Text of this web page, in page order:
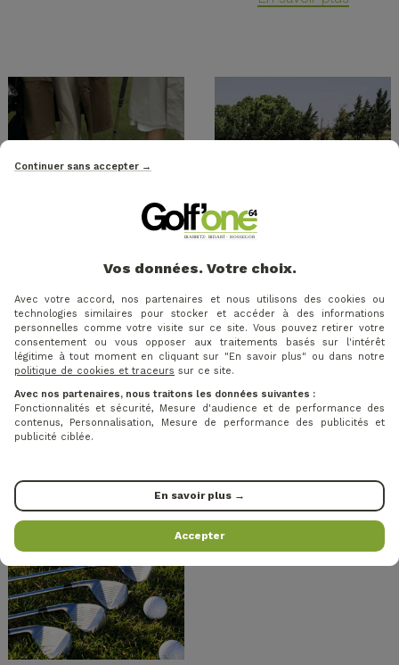
Comment bien
choisir ses
chaussures de golf
En savoir plus
Comment bien
choisir son sac de
golf
GolfOne64 vous guide
choix !
Continuer sans accepter →
Vos données. Votre choix.
Avec votre accord, nos partenaires et nous utilisons des cookies ou
technologies similaires pour stocker et accéder à des informations
personnelles comme votre visite sur ce site. Vous pouvez retirer votre
consentement ou vous opposer aux traitements basés sur l'intérêt
légitime à tout moment en cliquant sur "En savoir plus" ou dans notre
politique de cookies et traceurs sur ce site.
Avec nos partenaires, nous traitons les données suivantes :
Fonctionnalités et sécurité, Mesure d'audience et de performance des
contenus, Personnalisation, Mesure de performance des publicités et
publicité ciblée.
En savoir plus →
Accepter